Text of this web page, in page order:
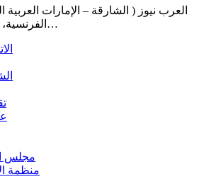
العرب نيوز ( الشارقة – الإمارات
الفرنسية، الشيخة حور بنت سلطان…
مجلس
منظمة